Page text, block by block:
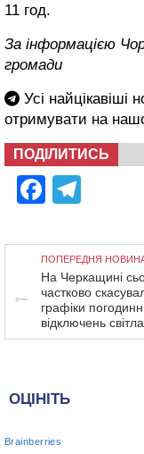
11 год.
За інформацією
громади
Усі найцікавіші
отримувати на
ПОДІЛИТИСЬ
ПОПЕРЕДНЯ
На Черкащині
частково
графіки
відключень світла